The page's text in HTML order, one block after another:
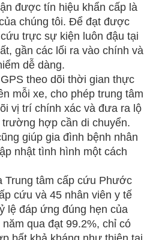
được tín hiệu khẩn cấp là
chúng tôi. Để đạt được
trực sự kiện luôn đậu tại
gần các lối ra vào chính và
dễ dàng.
theo dõi thời gian thực
mỗi xe, cho phép trung tâm
vị trí chính xác và đưa ra lộ
hợp cần di chuyển.
giúp gia đình bệnh nhân
nhật tình hình một cách
Trung tâm cấp cứu Phước
cứu và 45 nhân viên y tế
lệ đáp ứng đúng hẹn của
qua đạt 99.2%, chỉ có